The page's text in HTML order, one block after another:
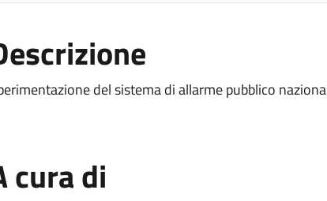
del sistema di allarme pubblico
cura di